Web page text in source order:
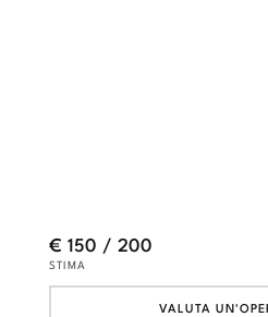
€ 150 / 200
STIMA
VALUTA